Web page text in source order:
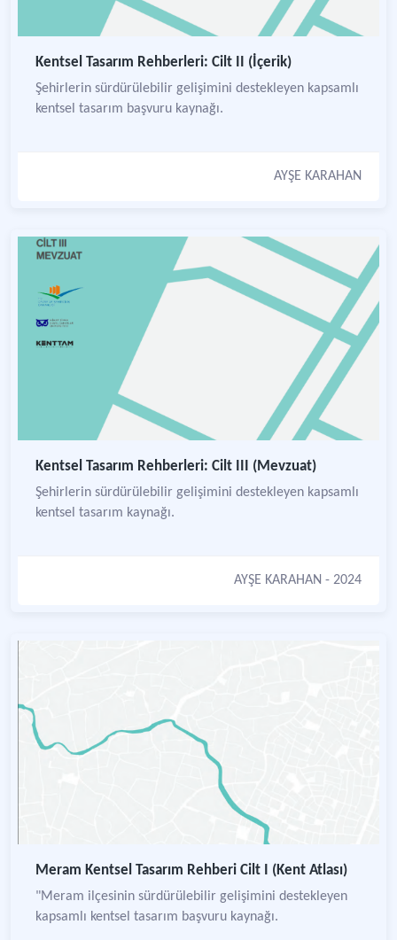
Kentsel Tasarım Rehberleri: Cilt II (İçerik)
Şehirlerin sürdürülebilir gelişimini destekleyen kapsamlı
kentsel tasarım başvuru kaynağı.
AYŞE KARAHAN
Kentsel Tasarım Rehberleri: Cilt III (Mevzuat)
Şehirlerin sürdürülebilir gelişimini destekleyen kapsamlı
kentsel tasarım kaynağı.
AYŞE KARAHAN - 2024
Meram Kentsel Tasarım Rehberi Cilt I (Kent Atlası)
"Meram ilçesinin sürdürülebilir gelişimini destekleyen
kapsamlı kentsel tasarım başvuru kaynağı.